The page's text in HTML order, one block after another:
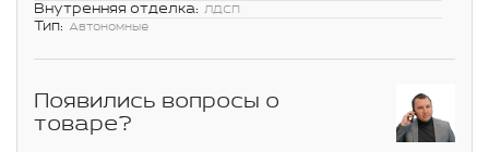
Внутренняя отделка: ЛДСП
Тип: Автономные
Появились вопросы о
товаре?